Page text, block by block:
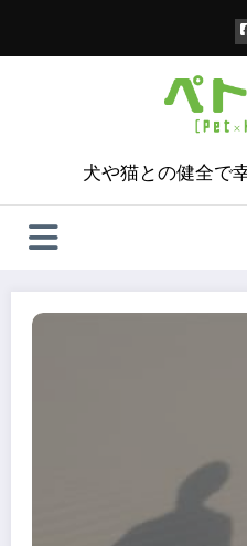
犬や猫との健全で